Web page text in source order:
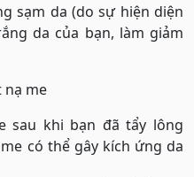
sạm da (do sự hiện diện
da của bạn, làm giảm
me
sau khi bạn đã tẩy lông
có thể gây kích ứng da